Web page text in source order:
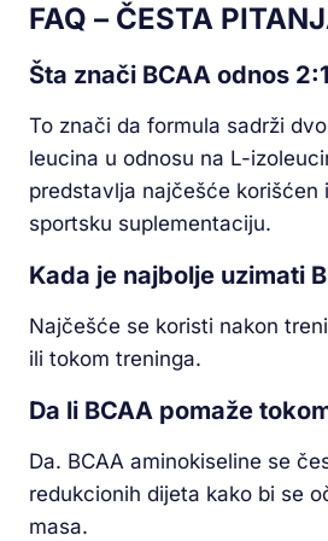
FAQ – ČESTA
Šta znači BCAA odnos
To znači da formula sadrži
leucina u odnosu na L-
predstavlja najčešće korišćen
sportsku suplementaciju.
Kada je najbolje uzimati
Najčešće se koristi nakon
ili tokom treninga.
Da li BCAA pomaže
Da. BCAA aminokiseline se
redukcionih dijeta kako bi se
masa.